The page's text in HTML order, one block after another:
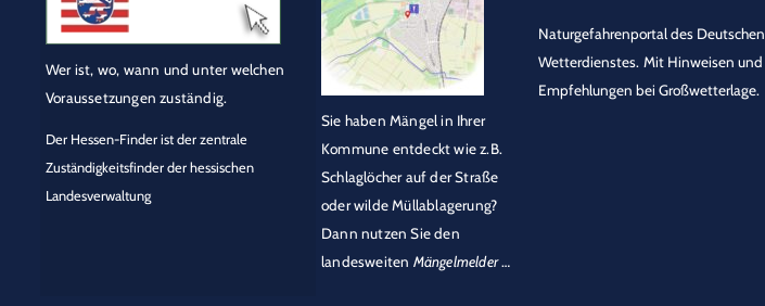
Wer ist, wo, wann und unter welchen
Voraussetzungen zuständig.
Der Hessen-Finder ist der zentrale
Zuständigkeitsfinder der hessischen
Landesverwaltung
Sie haben Mängel in Ihrer
Kommune entdeckt wie z.B.
Schlaglöcher auf der Straße
oder wilde Müllablagerung?
Dann nutzen Sie den
landesweiten Mängelmelder…
Naturgefahrenportal des Deutschen
Wetterdienstes. Mit Hinweisen und
Empfehlungen bei Großwetterlage.